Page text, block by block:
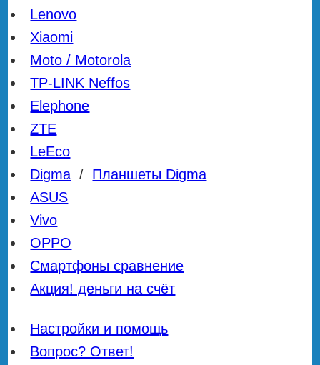
Lenovo
Xiaomi
Moto / Motorola
TP-LINK Neffos
Elephone
ZTE
LeEco
Digma / Планшеты Digma
ASUS
Vivo
OPPO
Смартфоны сравнение
Акция! деньги на счёт
Настройки и помощь
Вопрос? Ответ!